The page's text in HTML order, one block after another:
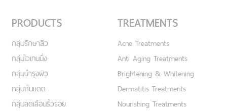
PRODUCTS
กลุ่มรักษาสิว
กลุ่มไวเทนนิ่ง
กลุ่มบำรุงผิว
กลุ่มกันแดด
กลุ่มลดเลือนริ้วรอย
TREATMENTS
Acne Treatments
Anti Aging Treatments
Brightening & Whitening
Dermatitis Treatments
Nourishing Treatments